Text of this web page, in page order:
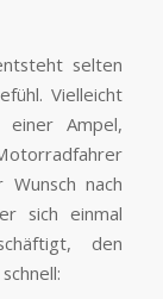
selten
Vielleicht
Ampel,
nach
sich einmal
den